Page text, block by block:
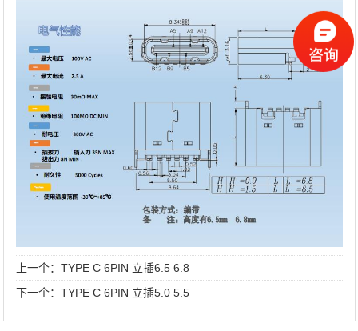
上一个： TYPE C 6PIN 立插6.5 6.8
下一个： TYPE C 6PIN 立插5.0 5.5